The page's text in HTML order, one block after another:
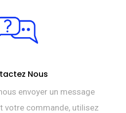
Nous
envoyer un message
votre commande, utilisez